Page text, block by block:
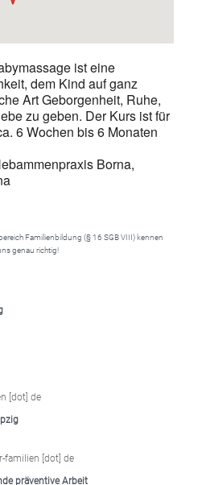
ist eine
dem Kind auf ganz
Art Geborgenheit, Ruhe,
zu geben. Der Kurs ist für
6 Wochen bis 6 Monaten
Borna,
Familienbildung (§ 16 SGB VIII) kennen
genau richtig!
[dot] de
familien [dot] de
präventive Arbeit